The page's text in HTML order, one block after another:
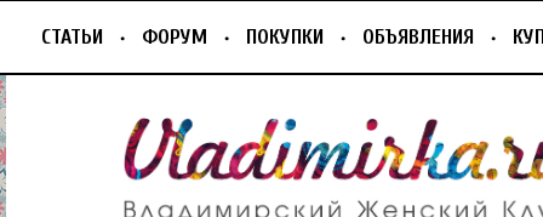
СТАТЬИ ФОРУМ ПОКУПКИ ОБЪЯВЛЕНИЯ